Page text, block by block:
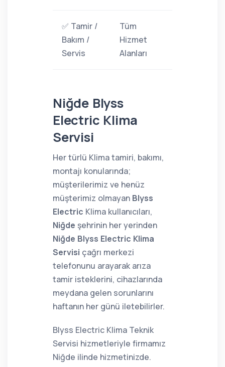
✅ Tamir /
Bakım /
Servis
Tüm
Hizmet
Alanları
Niğde Blyss
Electric Klima
Servisi
Her türlü Klima tamiri, bakımı,
montajı konularında;
müşterilerimiz ve henüz
müşterimiz olmayan Blyss
Electric Klima kullanıcıları,
Niğde şehrinin her yerinden
Niğde Blyss Electric Klima
Servisi çağrı merkezi
telefonunu arayarak arıza
tamir isteklerini, cihazlarında
meydana gelen sorunlarını
haftanın her günü iletebilirler.
Blyss Electric Klima Teknik
Servisi hizmetleriyle firmamız
Niğde ilinde hizmetinizde.